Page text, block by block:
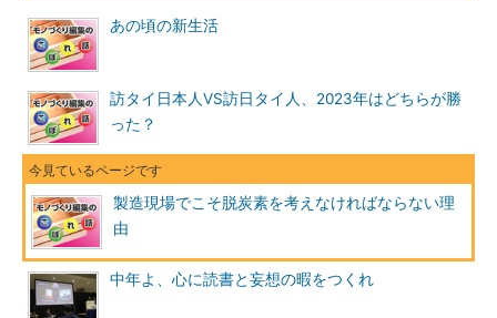
あの頃の新生活
訪タイ日本人VS訪日タイ人、2023年はどちらが勝
った？
製造現場でこそ脱炭素を考えなければならない理
由
中年よ、心に読書と妄想の暇をつくれ